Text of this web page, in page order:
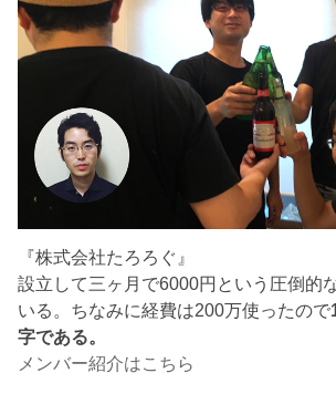
『株式会社たろろぐ』
設立して三ヶ月で6000円という圧倒的
いる。ちなみに経費は200万使ったので
字である。
メンバー紹介はこちら